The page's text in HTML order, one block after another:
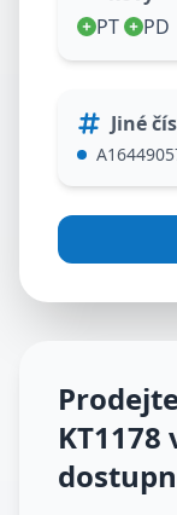
PT
PD
Jiné
KT1178